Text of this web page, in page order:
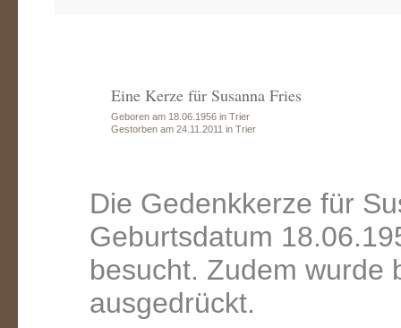
Eine Kerze für Susanna Fries
Geboren am 18.06.1956 in Trier
Gestorben am 24.11.2011 in Trier
Die Gedenkkerze für
Geburtsdatum
besucht. Zudem wurde
ausgedrückt.